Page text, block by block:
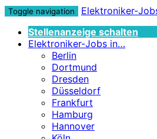
Toggle navigation
Elektroniker-
Stellenanzeige schalten
Elektroniker-Jobs in…
Berlin
Dortmund
Dresden
Düsseldorf
Frankfurt
Hamburg
Hannover